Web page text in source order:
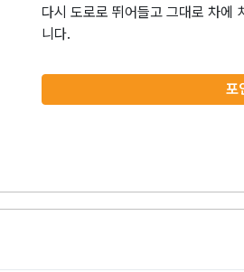
다시 도로로 뛰어들고 그대로 차에
니다.
포